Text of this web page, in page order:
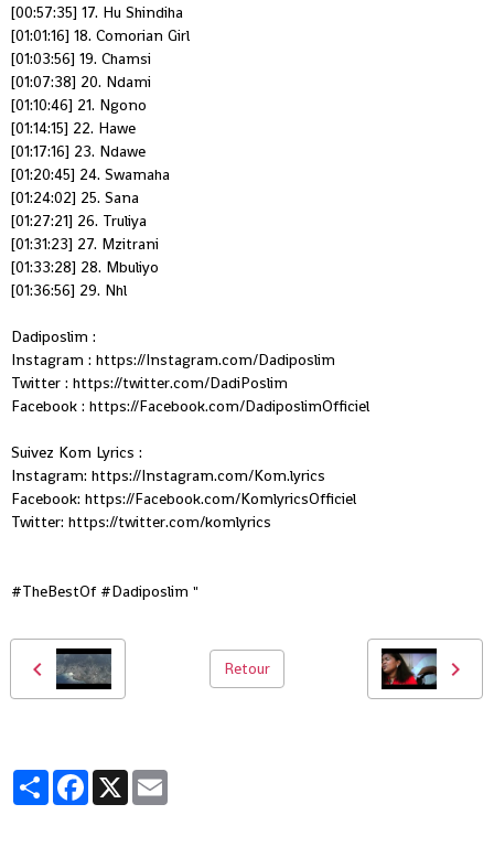
[00:57:35] 17. Hu Shindiha
[01:01:16] 18. Comorian Girl
[01:03:56] 19. Chamsi
[01:07:38] 20. Ndami
[01:10:46] 21. Ngono
[01:14:15] 22. Hawe
[01:17:16] 23. Ndawe
[01:20:45] 24. Swamaha
[01:24:02] 25. Sana
[01:27:21] 26. Truliya
[01:31:23] 27. Mzitrani
[01:33:28] 28. Mbuliyo
[01:36:56] 29. Nhl
Dadiposlim :
Instagram : https://Instagram.com/Dadiposlim
Twitter : https://twitter.com/DadiPoslim
Facebook : https://Facebook.com/DadiposlimOfficiel
Suivez Kom Lyrics :
Instagram: https://Instagram.com/Kom.lyrics
Facebook: https://Facebook.com/KomlyricsOfficiel
Twitter: https://twitter.com/komlyrics
#TheBestOf #Dadiposlim "
Retour
PartagerFacebook
X